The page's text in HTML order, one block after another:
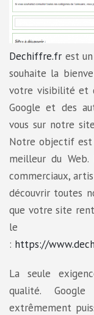
Dechiffre.fr est
souhaite la
votre visibilité et
Google et des
vous sur notre
Notre objectif est
meilleur du
commerciaux,
découvrir toutes
que votre site
le
: https://
La seule
qualité.
extrêmement